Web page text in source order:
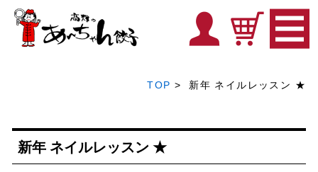
TOP > 新年 ネイルレッスン ★
新年 ネイルレッスン ★